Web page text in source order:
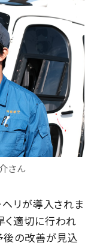
さん
リが導入されま
く適切に行われ
後の改善が見込